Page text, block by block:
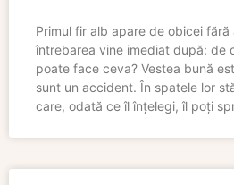
Primul fir alb apare de obicei
întrebarea vine imediat după: de
poate face ceva? Vestea bună
sunt un accident. În spatele lor
care, odată ce îl înțelegi, îl poți